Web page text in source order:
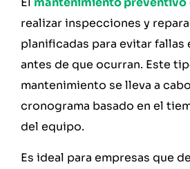
realizar inspecciones y
planificadas para evitar fallas
antes de que ocurran. Este
mantenimiento se lleva a
cronograma basado en el
del equipo.
Es ideal para empresas que